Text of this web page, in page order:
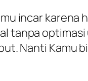
incar
tanpa
Nanti Kamu